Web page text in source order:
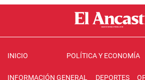
INICIO POLÍTICA Y ECONOMÍA
INFORMACIÓN GENERAL DEPORTES